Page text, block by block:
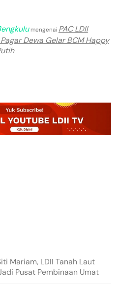
mengenai PAC LDII
Dewa Gelar BCM Happy
Mariam, LDII Tanah Laut
Pusat Pembinaan Umat